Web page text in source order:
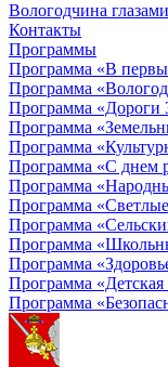
Вологодчина
Контакты
Программы
Программа «В
Программа
Программа «Дороги
Программа
Программа
Программа «С днем
Программа
Программа
Программа
Программа
Программа
Программа «Детская
Программа